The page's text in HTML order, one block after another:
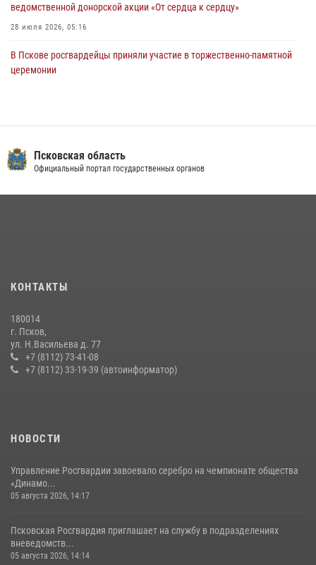
ведомственной донорской акции «От сердца к сердцу»
28 июля 2026, 05:16
В Пскове росгвардейцы приняли участие в торжественно-памятной
церемонии
13 июля 2026, 05:29
хищение в магазине в Пскове
Росгвардейцы одержали победу
Сотрудники вневедомственной охраны Росгвардии за минувшие
сутки пресекли в областном центре серию краж
22 июля 2026, 10:19
23 июля 2026, 13:19
Псковская область
Официальный портал государственных органов
КОНТАКТЫ
180014
г. Псков,
ул. Н.Васильева д. 77
+7 (8112) 73-41-08
+7 (8112) 33-19-39 (автоинформатор)
НОВОСТИ
Управление Росгвардии завоевало серебро на чемпионате общества
«Динамо...
05 августа 2026, 14:17
Псковская Росгвардия приглашает на службу в подразделениях
вневедомств...
05 августа 2026, 14:14